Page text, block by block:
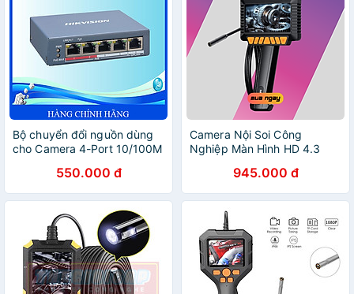
Bộ chuyển đổi nguồn dùng
cho Camera 4-Port 10/100M
3E1105P-EI - Hàng Chính
Hãng
550.000 đ
Camera Nội Soi Công
Nghiệp Màn Hình HD 4.3
P270 Dài 5m - Hàng Nhập
Khẩu
945.000 đ